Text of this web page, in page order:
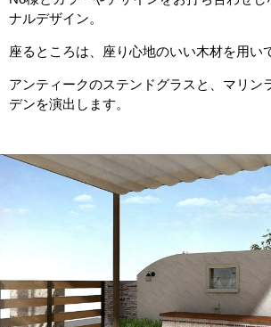
ナルデザイン。
座るところは、座り心地のいい木材を用い
アンティークのステンドグラスと、マリン
デンを演出します。